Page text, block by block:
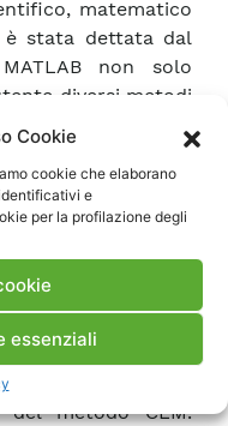
Cookie
cookie che elaborano
e
per la profilazione degli
essenziali
matematico
è stata dettata dal
non solo
diversi metodi
anche una
le routine di
accessibili e,
modifiche in
valutare quale
si sono seguite
Inizialmente, si è
quadrati, insito nel
del metodo CLM.